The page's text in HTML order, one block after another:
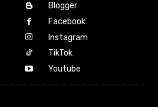
Blogger
Facebook
Instagram
TikTok
Youtube